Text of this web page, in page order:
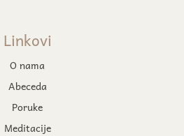
Linkovi
O nama
Abeceda
Poruke
Meditacije